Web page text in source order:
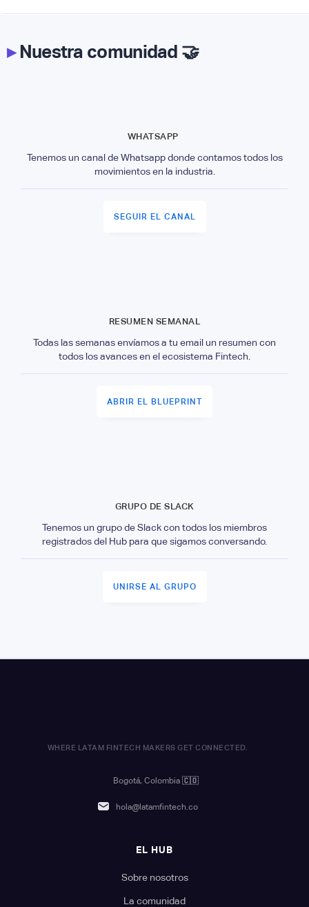
▸Nuestra comunidad 🤝
WHATSAPP
Tenemos un canal de Whatsapp donde contamos todos los
movimientos en la industria.
SEGUIR EL CANAL
RESUMEN SEMANAL
Todas las semanas envíamos a tu email un resumen con
todos los avances en el ecosistema Fintech.
ABRIR EL BLUEPRINT
GRUPO DE SLACK
Tenemos un grupo de Slack con todos los miembros
registrados del Hub para que sigamos conversando.
UNIRSE AL GRUPO
WHERE LATAM FINTECH MAKERS GET CONNECTED.
Bogotá, Colombia 🇨🇴
hola@latamfintech.co
EL HUB
Sobre nosotros
La comunidad